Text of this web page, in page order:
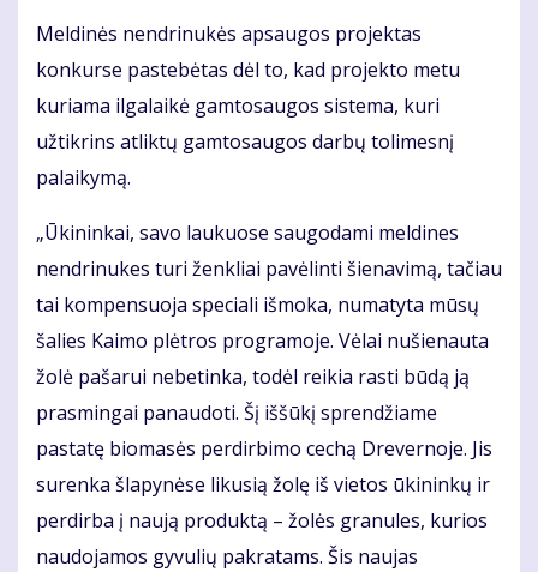
Meldinės nendrinukės apsaugos projektas
konkurse pastebėtas dėl to, kad projekto metu
kuriama ilgalaikė gamtosaugos sistema, kuri
užtikrins atliktų gamtosaugos darbų tolimesnį
palaikymą.
„Ūkininkai, savo laukuose saugodami meldines
nendrinukes turi ženkliai pavėlinti šienavimą, tačiau
tai kompensuoja speciali išmoka, numatyta mūsų
šalies Kaimo plėtros programoje. Vėlai nušienauta
žolė pašarui nebetinka, todėl reikia rasti būdą ją
prasmingai panaudoti. Šį iššūkį sprendžiame
pastatę biomasės perdirbimo cechą Drevernoje. Jis
surenka šlapynėse likusią žolę iš vietos ūkininkų ir
perdirba į naują produktą – žolės granules, kurios
naudojamos gyvulių pakratams. Šis naujas